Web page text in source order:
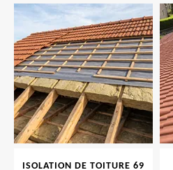
ISOLATION DE TOITURE 69